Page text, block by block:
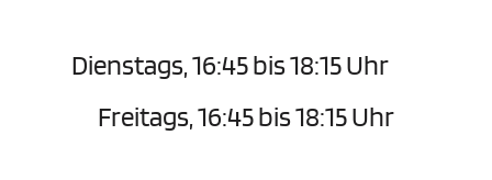
Dienstags, 16:45 bis 18:15 Uhr
Freitags, 16:45 bis 18:15 Uhr